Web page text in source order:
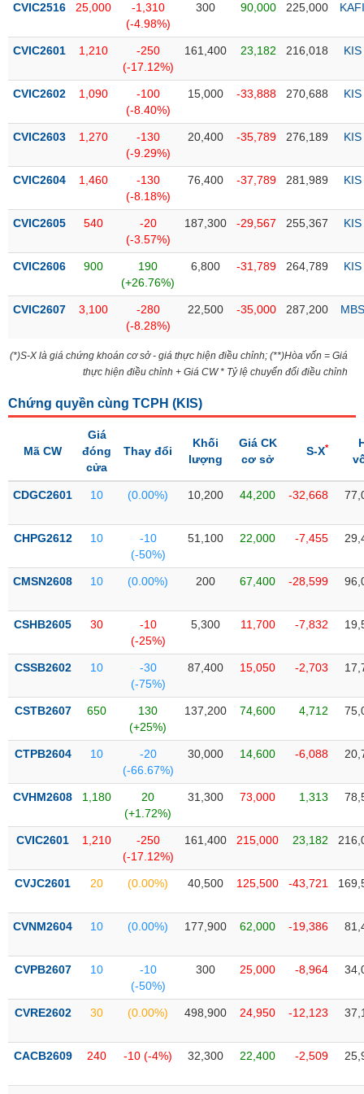
thái
phiếu
mô
thị
Niêm
Niêm
mới
yết
yết
dõi
biệt
được
ký
Danh
phiếu
tiết
quan
dịch
chính
tích
thuật
sơ
doanh
Tin
CVIC2516 25,000
-1,310
(-4.98%)
300 90,000 225,000 KAFI
CVIC2601 1,210
-250
(-17.12%)
161,400 23,182 216,018 KIS
CVIC2602 1,090
-100
(-8.40%)
15,000 -33,888 270,688 KIS
CVIC2603 1,270
-130
(-9.29%)
20,400 -35,789 276,189 KIS
CVIC2604 1,460
-130
(-8.18%)
76,400 -37,789 281,989 KIS
CVIC2605 540
-20
(-3.57%)
187,300 -29,567 255,367 KIS
CVIC2606 900
190
(+26.76%)
6,800 -31,789 264,789 KIS
CVIC2607 3,100
-280
(-8.28%)
22,500 -35,000 287,200 MBS
(*)S-X là giá chứng khoán cơ sở - giá thực hiện điều chỉnh; (**)Hòa vốn = Giá
thực hiện điều chỉnh + Giá CW * Tỷ lệ chuyển đổi điều chỉnh
Chứng quyền cùng TCPH (KIS)
Mã CW
Giá
đóng
cửa
Thay đổi
Khối
lượng
Giá CK
cơ sở
S-X*
CDGC2601 10 (0.00%) 10,200 44,200 -32,668
CHPG2612 10
-10
(-50%)
51,100 22,000 -7,455
CMSN2608 10 (0.00%) 200 67,400 -28,599
CSHB2605 30
-10
(-25%)
5,300 11,700 -7,832
CSSB2602 10
-30
(-75%)
87,400 15,050 -2,703
CSTB2607 650
130
(+25%)
137,200 74,600 4,712
CTPB2604 10
-20
(-66.67%)
30,000 14,600 -6,088
CVHM2608 1,180
20
(+1.72%)
31,300 73,000 1,313
CVIC2601 1,210
-250
(-17.12%)
161,400 215,000 23,182
CVJC2601 20 (0.00%) 40,500 125,500 -43,721
CVNM2604 10 (0.00%) 177,900 62,000 -19,386
CVPB2607 10
-10
(-50%)
300 25,000 -8,964
CVRE2602 30 (0.00%) 498,900 24,950 -12,123
CACB2609 240 -10 (-4%) 32,300 22,400 -2,509
NGÀNH
DOANH
NGHIỆP
PHIẾU
PHÁI
TRÁI
PHIẾU
CỤ
TƯ
XUẤT
LIỆU
MỚI
(-)
SECTOR
NĂNG
VẬT
CÔNG